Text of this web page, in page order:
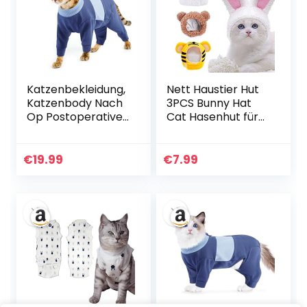
S-Rose
E-Halsband
Alternative
(Hellrosa, M)
Katzenbekleidung,
Katzenbody Nach
Op Postoperative
4 Beine Einteiler
Lecken Zu
Verhindern(Blau,
M)
€19.99
Nett Haustier Hut
3PCS Bunny Hat
Cat Hasenhut für
Kopfbedeckung
Haustierhut
Niedliche
Kopfschmuck
Lustige Mütze
Partykostüm
€7.99